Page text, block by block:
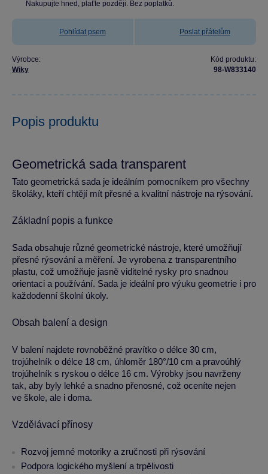
Nakupujte hned, plaťte později. Bez poplatků.
Pohlídat psem Poslat přátelům
Výrobce:
Wiky
Kód produktu:
98-W833140
Popis produktu
Geometrická sada transparent
Tato geometrická sada je ideálním pomocníkem pro všechny
školáky, kteří chtějí mít přesné a kvalitní nástroje na rýsování.
Základní popis a funkce
Sada obsahuje různé geometrické nástroje, které umožňují
přesné rýsování a měření. Je vyrobena z transparentního
plastu, což umožňuje jasně viditelné rysky pro snadnou
orientaci a používání. Sada je ideální pro výuku geometrie i pro
každodenní školní úkoly.
Obsah balení a design
V balení najdete rovnoběžné pravítko o délce 30 cm,
trojúhelník o délce 18 cm, úhloměr 180°/10 cm a pravoúhlý
trojúhelník s ryskou o délce 16 cm. Výrobky jsou navrženy
tak, aby byly lehké a snadno přenosné, což oceníte nejen
ve škole, ale i doma.
Vzdělávací přínosy
Rozvoj jemné motoriky a zručnosti při rýsování
Podpora logického myšlení a trpělivosti